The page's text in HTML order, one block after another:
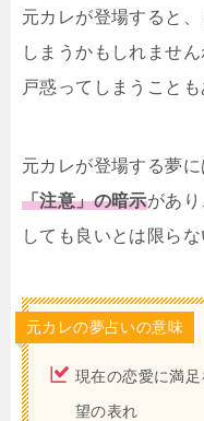
元カレが登場すると
しまうかもしれませ
戸惑ってしまうこと
元カレが登場する夢
「注意」の暗示があ
しても良いとは限ら
元カレの夢占いの意味
現在の恋愛に満
望の表れ